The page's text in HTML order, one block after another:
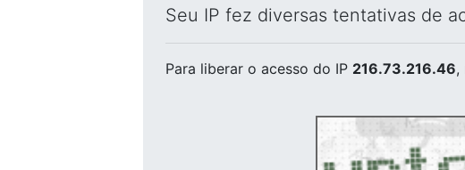
Seu IP fez diversas tentativas de
Para liberar o acesso do IP 216.73.216.46,